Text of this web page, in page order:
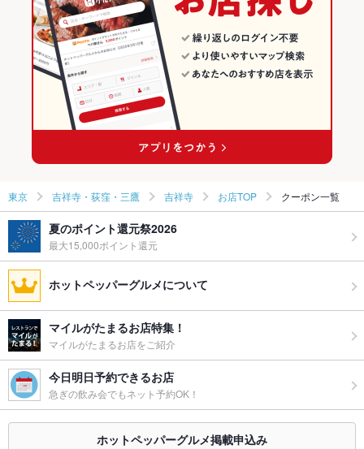
吉祥寺・荻窪・三鷹 × 創作料理
吉祥寺・荻窪・三鷹 × 洋・和洋・各国料理・その他
吉祥寺駅 × 創作料理
吉祥寺駅 × 洋・和洋・各国料理・その他
東京 × 和風
東京 × 創作料理
東京 × 洋・和洋・各国料理・その他
吉祥寺のグルメランキング
吉祥寺の居酒屋ランキング
東京 吉祥寺・荻窪・三鷹 吉祥寺 お店TOP クーポン一覧
夏のポイント還元祭2026
最大15,000ポイント還元
ホットペッパーグルメについて
マイルがたまるお店特集！
マイルがたまるお店をご紹介
今日明日予約できるお店
急ぎの飲み会でもネット予約OK！
ホットペッパーグルメ掲載申込み